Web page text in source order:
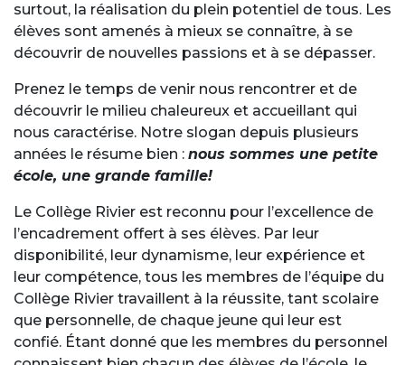
surtout, la réalisation du plein potentiel de tous. Les
élèves sont amenés à mieux se connaître, à se
découvrir de nouvelles passions et à se dépasser.
Prenez le temps de venir nous rencontrer et de
découvrir le milieu chaleureux et accueillant qui
nous caractérise. Notre slogan depuis plusieurs
années le résume bien : nous sommes une petite
école, une grande famille!
Le Collège Rivier est reconnu pour l’excellence de
l’encadrement offert à ses élèves. Par leur
disponibilité, leur dynamisme, leur expérience et
leur compétence, tous les membres de l’équipe du
Collège Rivier travaillent à la réussite, tant scolaire
que personnelle, de chaque jeune qui leur est
confié. Étant donné que les membres du personnel